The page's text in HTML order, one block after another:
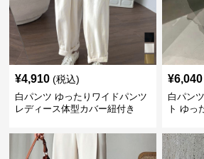
¥4,910 (税込)
白パンツ ゆったりワイドパンツ
レディース体型カバー紐付き
¥6,040
白パン
ト ゆっ